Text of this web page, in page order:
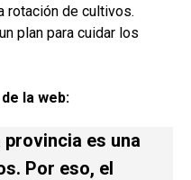
rotación de cultivos.
plan para cuidar los
la web:
es una
Por eso, el